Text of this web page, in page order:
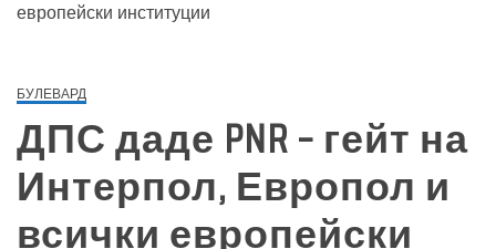
европейски институции
БУЛЕВАРД
ДПС даде PNR – гейт на
Интерпол, Европол и
всички европейски